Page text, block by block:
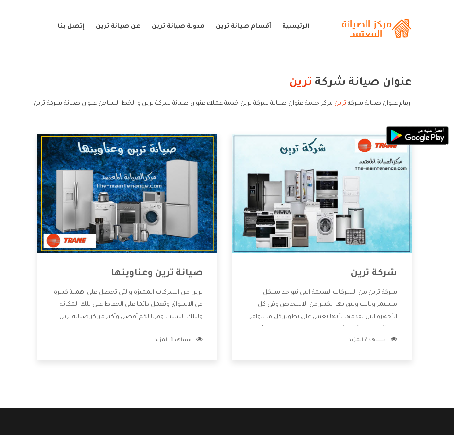
الرئيسية أقسام صيانة ترين مدونة صيانة ترين عن صيانة ترين إتصل بنا
عنوان صيانة شركة ترين
ارقام عنوان صيانة شركة ترين مركز خدمة عنوان صيانة شركة ترين خدمة عملاء عنوان صيانة شركة ترين و الخط الساخن عنوان صيانة شركة ترين.
شركة ترين
شركة ترين من الشركات القديمة التى تتواجد بشكل
مستمر وثابت ويثق بها الكثير من الاشخاص وفى كل
الأجهزة التى تقدمها لأنها تعمل على تطوير كل ما يتوافر
خدمات ما بعد البيع مع المنتجات وتقدم للعملاء أقوى
مشاهدة المزيد
صيانة ترين وعناوينها
ترين من الشركات المميزة والتى تحصل على اهمية كبيرة
فى الاسواق وتعمل دائما على الحفاظ على تلك المكانه
ولتلك السبب وفرنا لكم أفضل وأكبر مراكز صيانة ترين
القيام بتصليح جميع المنتجات دون اى ازعاج كما أننا نهتم
مشاهدة المزيد